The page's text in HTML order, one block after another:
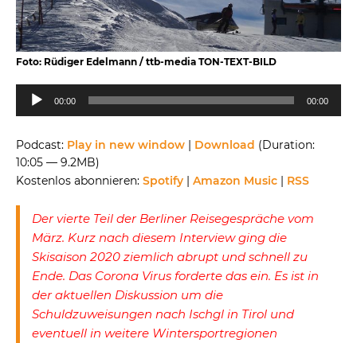
Foto: Rüdiger Edelmann / ttb-media TON-TEXT-BILD
Audio-
Player
00:00 00:00
Podcast: Play in new window | Download (Duration:
10:05 — 9.2MB)
Kostenlos abonnieren: Spotify | Amazon Music | RSS
Der vierte Teil der Berliner Reisegespräche vom
März. Kurz nach diesem Interview ging die
Skisaison 2020 ziemlich abrupt und schnell zu
Ende. Das Corona Virus forderte das ein. Es ist in
der aktuellen Diskussion um die
Schuldzuweisungen nach Ischgl in Tirol und
eventuell in weitere Wintersportregionen